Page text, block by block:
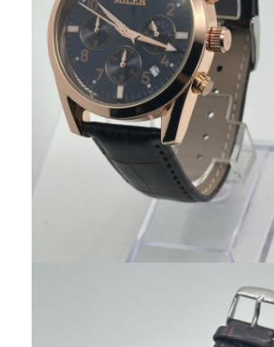
Berita
Kasus
Blog
Jam Tangan Kuarsa
Jam Tangan Kuarsa Tali Kulit
Jam tangan dengan tali stainless steel